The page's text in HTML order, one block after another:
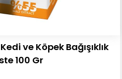
ve Köpek Bağışıklık
100 Gr